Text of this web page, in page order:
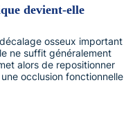
devient-elle
osseux important
ne suffit généralement
alors de repositionner
occlusion fonctionnelle